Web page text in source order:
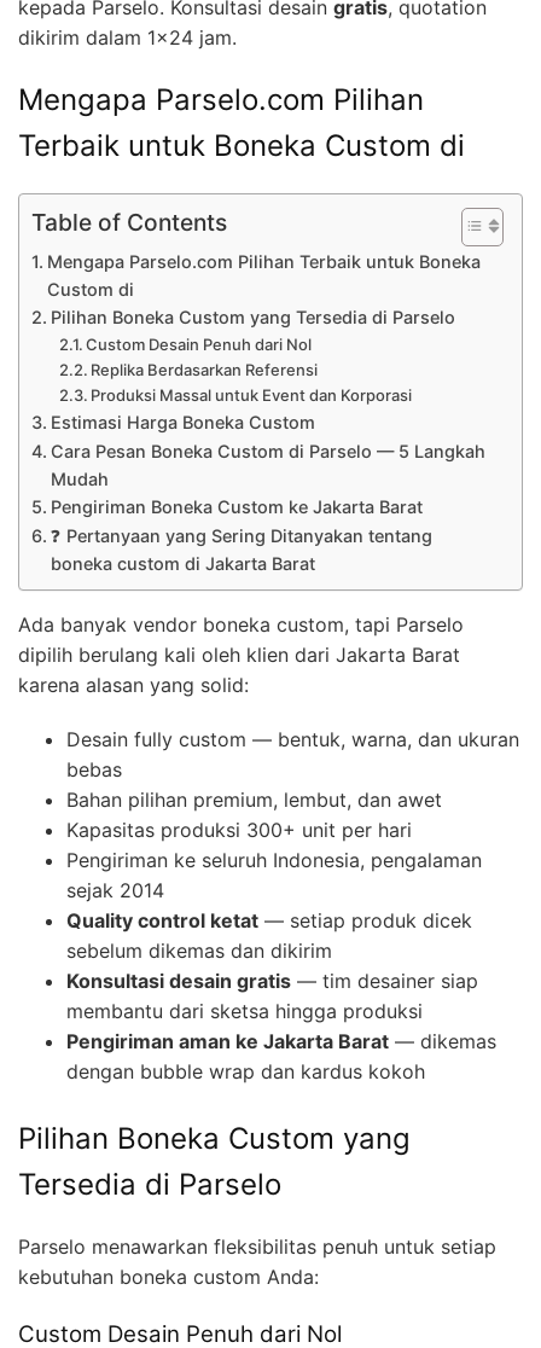
kepada Parselo. Konsultasi desain gratis, quotation
dikirim dalam 1×24 jam.
Mengapa Parselo.com Pilihan
Terbaik untuk Boneka Custom di
Table of Contents
Mengapa Parselo.com Pilihan Terbaik untuk Boneka
Custom di
Pilihan Boneka Custom yang Tersedia di Parselo
Custom Desain Penuh dari Nol
Replika Berdasarkan Referensi
Produksi Massal untuk Event dan Korporasi
Estimasi Harga Boneka Custom
Cara Pesan Boneka Custom di Parselo — 5 Langkah
Mudah
Pengiriman Boneka Custom ke Jakarta Barat
❓ Pertanyaan yang Sering Ditanyakan tentang
boneka custom di Jakarta Barat
Ada banyak vendor boneka custom, tapi Parselo
dipilih berulang kali oleh klien dari Jakarta Barat
karena alasan yang solid:
Desain fully custom — bentuk, warna, dan ukuran
bebas
Bahan pilihan premium, lembut, dan awet
Kapasitas produksi 300+ unit per hari
Pengiriman ke seluruh Indonesia, pengalaman
sejak 2014
Quality control ketat — setiap produk dicek
sebelum dikemas dan dikirim
Konsultasi desain gratis — tim desainer siap
membantu dari sketsa hingga produksi
Pengiriman aman ke Jakarta Barat — dikemas
dengan bubble wrap dan kardus kokoh
Pilihan Boneka Custom yang
Tersedia di Parselo
Parselo menawarkan fleksibilitas penuh untuk setiap
kebutuhan boneka custom Anda:
Custom Desain Penuh dari Nol